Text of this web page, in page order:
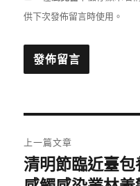
供下次發佈留言時使用。
章
上一篇文章
上
一
清明節臨近臺